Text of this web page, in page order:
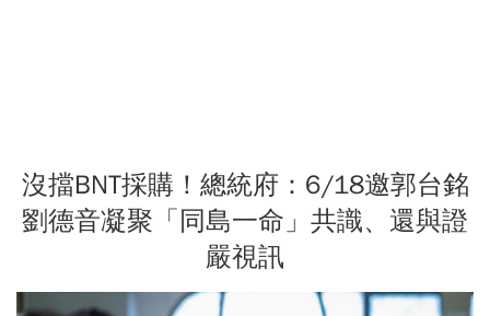
沒擋BNT採購！總統府：6/18邀郭台銘
劉德音凝聚「同島一命」共識、還與證
嚴視訊